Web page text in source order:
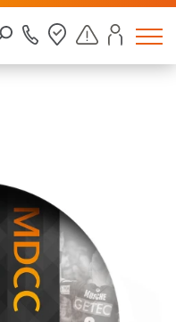
Inhalt springen